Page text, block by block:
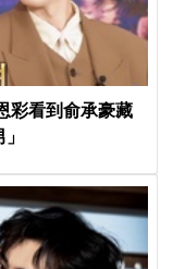
彩看到俞承豪藏